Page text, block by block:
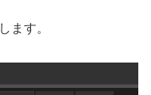
ます。